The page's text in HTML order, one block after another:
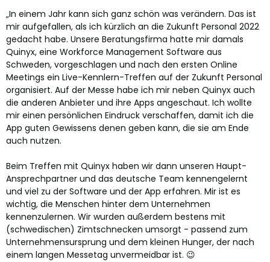
„In einem Jahr kann sich ganz schön was verändern. Das ist
mir aufgefallen, als ich kürzlich an die Zukunft Personal 2022
gedacht habe. Unsere Beratungsfirma hatte mir damals
Quinyx, eine Workforce Management Software aus
Schweden, vorgeschlagen und nach den ersten Online
Meetings ein Live-Kennlern-Treffen auf der Zukunft Personal
organisiert. Auf der Messe habe ich mir neben Quinyx auch
die anderen Anbieter und ihre Apps angeschaut. Ich wollte
mir einen persönlichen Eindruck verschaffen, damit ich die
App guten Gewissens denen geben kann, die sie am Ende
auch nutzen.
Beim Treffen mit Quinyx haben wir dann unseren Haupt-
Ansprechpartner und das deutsche Team kennengelernt
und viel zu der Software und der App erfahren. Mir ist es
wichtig, die Menschen hinter dem Unternehmen
kennenzulernen. Wir wurden außerdem bestens mit
(schwedischen) Zimtschnecken umsorgt - passend zum
Unternehmensursprung und dem kleinen Hunger, der nach
einem langen Messetag unvermeidbar ist. 😉